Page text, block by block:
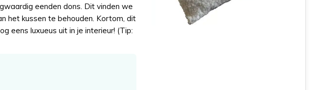
eenden dons. Dit vinden we
het kussen te behouden. Kortom, dit
eens luxueus uit in je interieur! (Tip: